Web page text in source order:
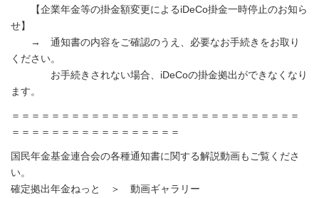
【企業年金等の掛金額変更によるiDeCo掛金一時停止のお知ら
せ】
→ 通知書の内容をご確認のうえ、必要なお手続きをお取り
ください。
お手続きされない場合、iDeCoの掛金拠出ができなくなり
ます。
＝＝＝＝＝＝＝＝＝＝＝＝＝＝＝＝＝＝＝＝＝＝＝＝＝＝＝＝＝
＝＝＝＝＝＝＝＝＝＝＝＝＝＝＝＝＝
国民年金基金連合会の各種通知書に関する解説動画もご覧くださ
い。
確定拠出年金ねっと ＞ 動画ギャラリー